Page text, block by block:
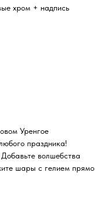
хром + надпись
Уренгое
праздника!
волшебства
шары с гелием прямо